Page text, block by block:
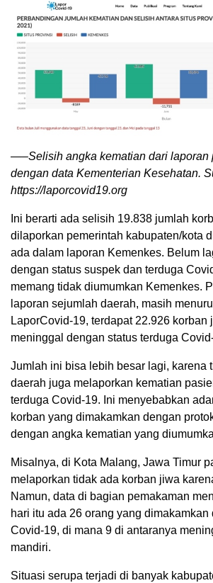
—–Selisih angka kematian dari laporan
dengan data Kementerian Kesehatan.
https://laporcovid19.org
Ini berarti ada selisih 19.838 jumlah
dilaporkan pemerintah kabupaten/kota
ada dalam laporan Kemenkes. Belum
dengan status suspek dan terduga
memang tidak diumumkan Kemenkes.
laporan sejumlah daerah, masih
LaporCovid-19, terdapat 22.926 korban
meninggal dengan status terduga
Jumlah ini bisa lebih besar lagi, karena
daerah juga melaporkan kematian
terduga Covid-19. Ini menyebabkan
korban yang dimakamkan dengan
dengan angka kematian yang
Misalnya, di Kota Malang, Jawa Timur
melaporkan tidak ada korban jiwa
Namun, data di bagian pemakaman
hari itu ada 26 orang yang dimakamkan
Covid-19, di mana 9 di antaranya
mandiri.
Situasi serupa terjadi di banyak